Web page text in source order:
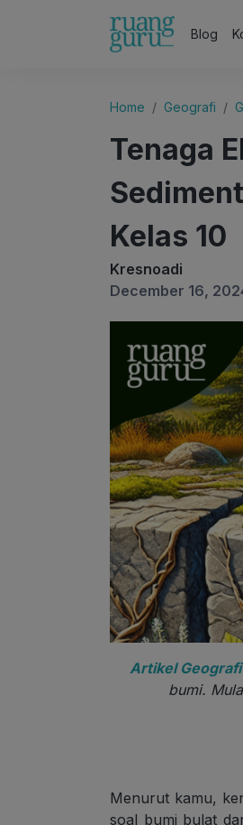
Blog
Home Geografi
Tenaga
Kelas 10
Kresnoadi
December 16,
Artikel Geografi
bumi.
Menurut kamu,
soal bumi bulat